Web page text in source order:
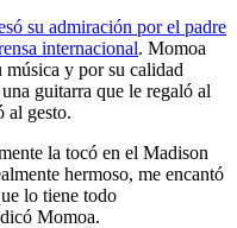
su admiración por el padre
internacional. Momoa
música y por su calidad
guitarra que le regaló al
al gesto.
la tocó en el Madison
hermoso, me encantó
lo tiene todo
Momoa.